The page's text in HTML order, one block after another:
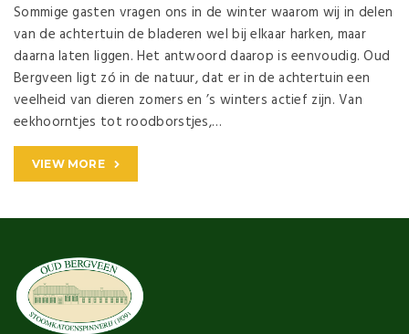
Sommige gasten vragen ons in de winter waarom wij in delen
van de achtertuin de bladeren wel bij elkaar harken, maar
daarna laten liggen. Het antwoord daarop is eenvoudig. Oud
Bergveen ligt zó in de natuur, dat er in de achtertuin een
veelheid van dieren zomers en ’s winters actief zijn. Van
eekhoorntjes tot roodborstjes,…
VIEW MORE